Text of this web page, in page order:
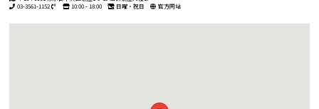
03-3561-1152
10:00 - 18:00 日曜・祝日 官方网站